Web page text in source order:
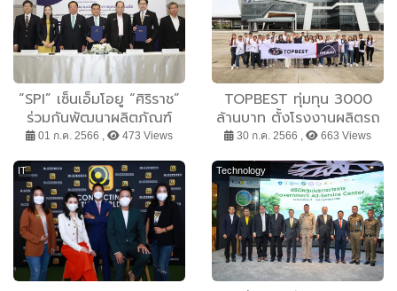
“SPI” เซ็นเอ็มโอยู “ศิริราช”
ร่วมกันพัฒนาผลิตภัณฑ์
สำหรับผู้ป่วยระยะพักฟื้นและผู้
สูงอายุ ตั้งเป้ายกระดับ
คุณภาพชีวิต รองรับสังคมผู้
สูงวัย
01 ก.ค. 2566 , 473 Views
TOPBEST ทุ่มทุน 3000
ล้านบาท ตั้งโรงงานผลิตรถ
โดยสารในไทย ยี่ห้อ MAN
จำหน่ายและส่งออกไปทั่วโลก
30 ก.ค. 2566 , 663 Views
IT Technology